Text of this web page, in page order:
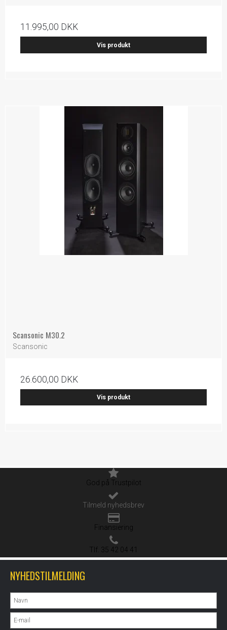
11.995,00 DKK
Vis produkt
Scansonic M30.2
Scansonic
26.600,00 DKK
Vis produkt
God på Trustpilot
Tilmeld nyhedsbrev
Finansiering
Tlf. 35 42 04 41
NYHEDSTILMELDING